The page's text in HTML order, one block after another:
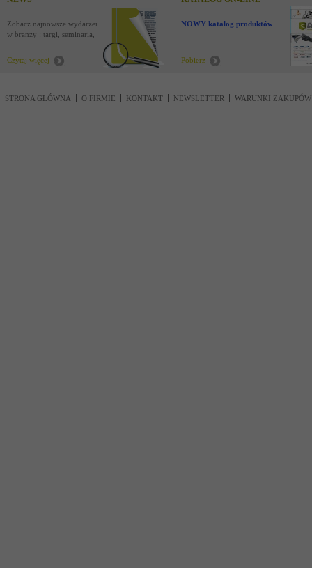
Zobacz najnowsze wydarzenia
w branży : targi, seminaria,
Czytaj więcej
NOWY katalog produktów !
Pobierz
STRONA GŁÓWNA O FIRMIE KONTAKT NEWSLETTER WARUNKI ZAKUPÓW